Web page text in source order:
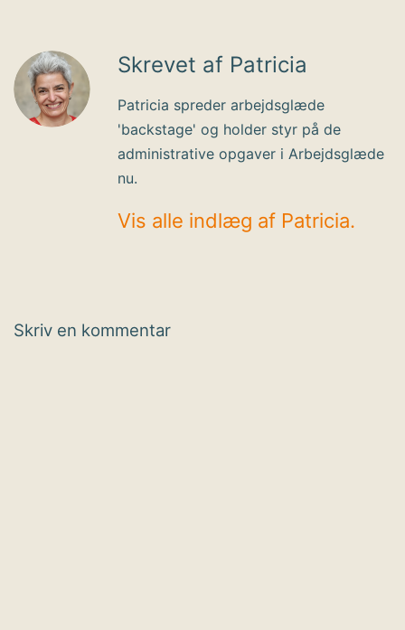
Skrevet af Patricia
Patricia spreder arbejdsglæde
'backstage' og holder styr på de
administrative opgaver i Arbejdsglæde
nu.
Vis alle indlæg af Patricia.
Skriv en kommentar